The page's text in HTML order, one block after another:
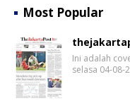
Most Popular
Ini adalah
selasa 04-08-